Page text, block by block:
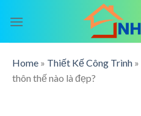
Home » Thiết Kế Công Trình »
thôn thế nào là đẹp?